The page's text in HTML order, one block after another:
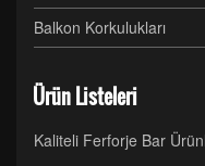
Balkon Korkulukları
Ürün Listeleri
Kaliteli Ferforje Bar